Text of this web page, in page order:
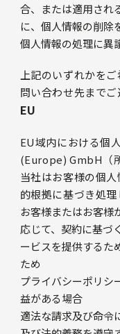
合、または適用され
に、個人情報の削除
個人情報の処理に異
上記のいずれかを
問い合わせ先までご
EU
EU域内における個
(Europe) GmbH（
当社はお客様の個
的根拠に基づき処理
お客様またはお客様
応じて、契約に基づ
ービスを提供するた
ため
プライバシーポリシ
益がある場合
適法な請求及び命令